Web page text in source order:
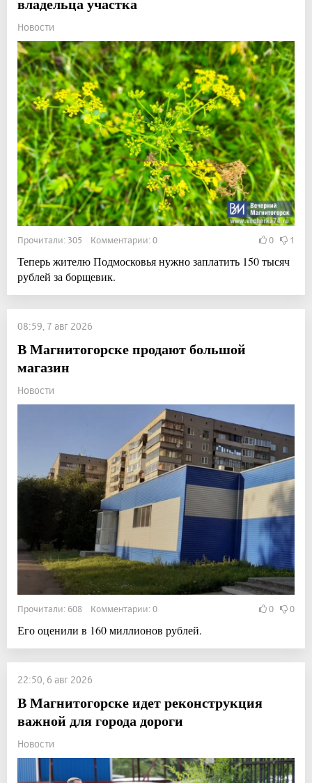
Новости
Прочитали: 305 Комментарии: 0 0 1
Теперь жителю Подмосковья нужно заплатить 150 тысяч
рублей за борщевик.
08:59, 7 авг 2026
В Магнитогорске продают большой
магазин
Новости
Прочитали: 608 Комментарии: 0 0 0
Его оценили в 160 миллионов рублей.
22:50, 6 авг 2026
В Магнитогорске идет реконструкция
важной для города дороги
Новости